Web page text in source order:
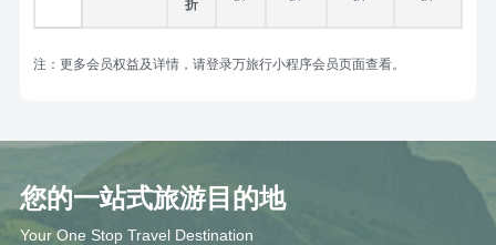
折
注： 更多会员权益及详情，请登录万旅行小程序会员页面查看。
您的一站式旅游目的地
Your One Stop Travel Destination